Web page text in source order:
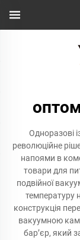
Одноразові
революційне
напоями в
товари для
подвійної
температуру
конструкція
вакуумною
бар’єр, який